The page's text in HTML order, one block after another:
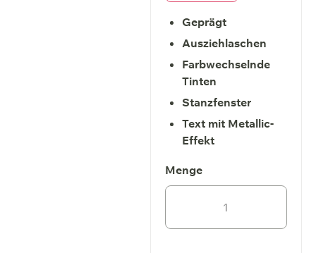
Geprägt
Ausziehlaschen
Farbwechselnde
Tinten
Stanzfenster
Text mit Metallic-
Effekt